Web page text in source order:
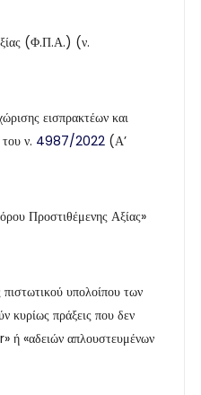
(Φ.Π.Α.) (ν.
εισπρακτέων και
του ν. 4987/2022 (Α’
Προστιθέμενης Αξίας»
υπολοίπου των
κυρίως πράξεις που δεν
«αδειών απλουστευμένων